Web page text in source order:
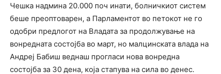
Чешка надмина 20.000 поч инати, болничкиот систем
беше преоптоварен, а Парламентот во петокот не го
одобри предлогот на Владата за продолжување на
вонредната состојба во март, но малцинската влада на
Андреј Бабиш веднаш прогласи нова вонредна
состојба за 30 дена, која стапува на сила во денес.